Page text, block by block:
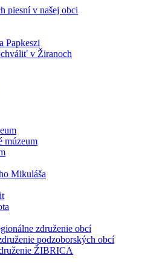
piesní v našej obci
Papkeszi
v Žiranoch
múzeum
Mikuláša
združenie obcí
podzoborských obcí
ŽIBRICA